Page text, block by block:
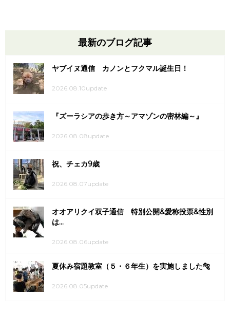
最新のブログ記事
ヤブイヌ通信 カノンとフクマル誕生日！
2026.08.10update
『ズーラシアの歩き方～アマゾンの密林編～』
2026.08.08update
祝、チェカ9歳
2026.08.07update
オオアリクイ双子通信 特別公開&愛称投票&性別
は...
2026.08.06update
夏休み宿題教室（５・６年生）を実施しました🐅
2026.08.05update